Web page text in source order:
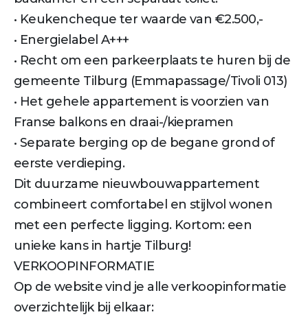
• Keukencheque ter waarde van €2.500,-
• Energielabel A+++
• Recht om een parkeerplaats te huren bij de
gemeente Tilburg (Emmapassage/Tivoli 013)
• Het gehele appartement is voorzien van
Franse balkons en draai-/kiepramen
• Separate berging op de begane grond of
eerste verdieping.
Dit duurzame nieuwbouwappartement
combineert comfortabel en stijlvol wonen
met een perfecte ligging. Kortom: een
unieke kans in hartje Tilburg!
VERKOOPINFORMATIE
Op de website vind je alle verkoopinformatie
overzichtelijk bij elkaar: